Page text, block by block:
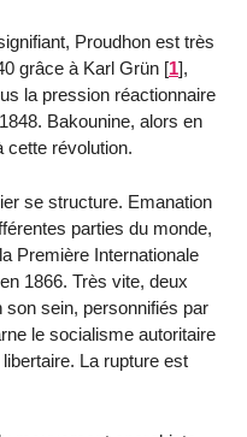
Proudhon est très
grâce à Karl Grün [1],
la pression réactionnaire
Bakounine, alors en
cette révolution.
se structure. Emanation
parties du monde,
Première Internationale
1866. Très vite, deux
son sein, personnifiés par
le socialisme autoritaire
La rupture est